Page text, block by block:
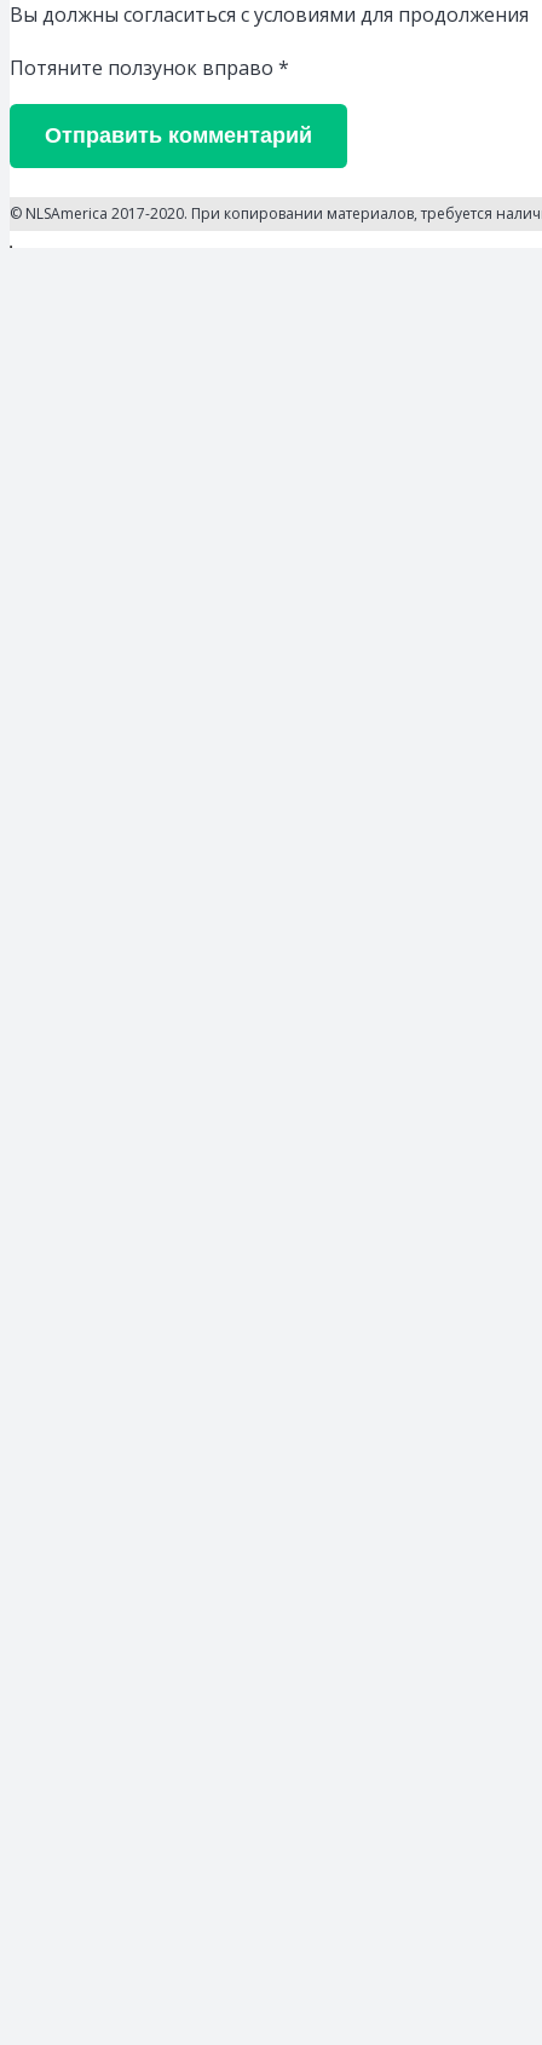
Вы должны согласиться с условиями для продолжения
Потяните ползунок вправо *
Отправить комментарий
© NLSAmerica 2017-2020. При копировании материалов, требуется